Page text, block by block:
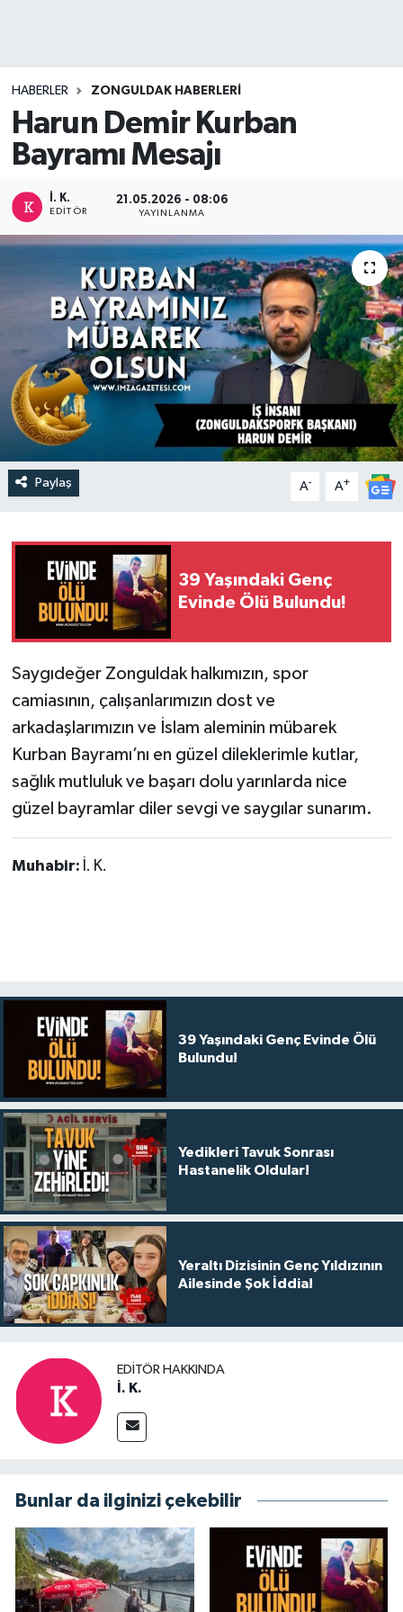
HABERLER ZONGULDAK HABERLERI
Harun Demir Kurban
Bayramı Mesajı
İ. K.
EDITÖR
21.05.2026 - 08:06
YAYINLANMA
Paylaş A- A+
39 Yaşındaki Genç
Evinde Ölü Bulundu!
Saygıdeğer Zonguldak halkımızın, spor
camiasının, çalışanlarımızın dost ve
arkadaşlarımızın ve İslam aleminin mübarek
Kurban Bayramı’nı en güzel dileklerimle kutlar,
sağlık mutluluk ve başarı dolu yarınlarda nice
güzel bayramlar diler sevgi ve saygılar sunarım.
Muhabir: İ. K.
39 Yaşındaki Genç Evinde Ölü
Bulundu!
Yedikleri Tavuk Sonrası
Hastanelik Oldular!
Yeraltı Dizisinin Genç Yıldızının
Ailesinde Şok İddia!
EDITÖR HAKKINDA
İ. K.
Bunlar da ilginizi çekebilir
EREĞLİ
GÖKÇEBEY
KARABÜK